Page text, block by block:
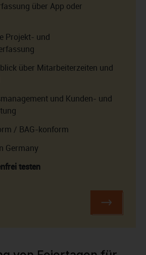
über App oder
Projekt- und
über Mitarbeiterzeiten und
und Kunden- und
/ BAG-konform
Germany
testen